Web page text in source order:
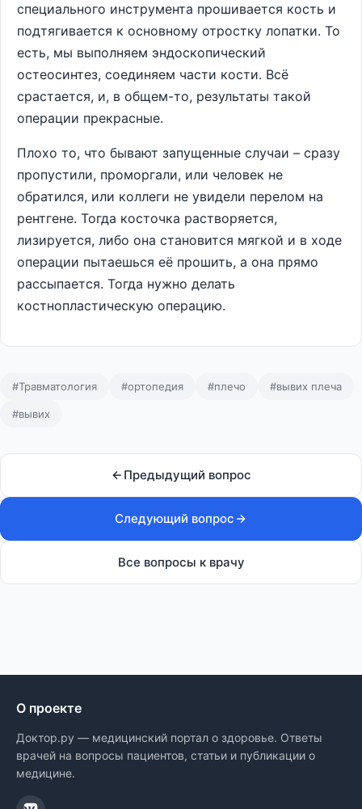
специального инструмента прошивается кость и
подтягивается к основному отростку лопатки. То
есть, мы выполняем эндоскопический
остеосинтез, соединяем части кости. Всё
срастается, и, в общем-то, результаты такой
операции прекрасные.
Плохо то, что бывают запущенные случаи – сразу
пропустили, проморгали, или человек не
обратился, или коллеги не увидели перелом на
рентгене. Тогда косточка растворяется,
лизируется, либо она становится мягкой и в ходе
операции пытаешься её прошить, а она прямо
рассыпается. Тогда нужно делать
костнопластическую операцию.
#Травматология #ортопедия #плечо #вывих плеча
#вывих
Предыдущий вопрос
Следующий вопрос
Все вопросы к врачу
О проекте
Доктор.ру — медицинский портал о здоровье. Ответы
врачей на вопросы пациентов, статьи и публикации о
медицине.